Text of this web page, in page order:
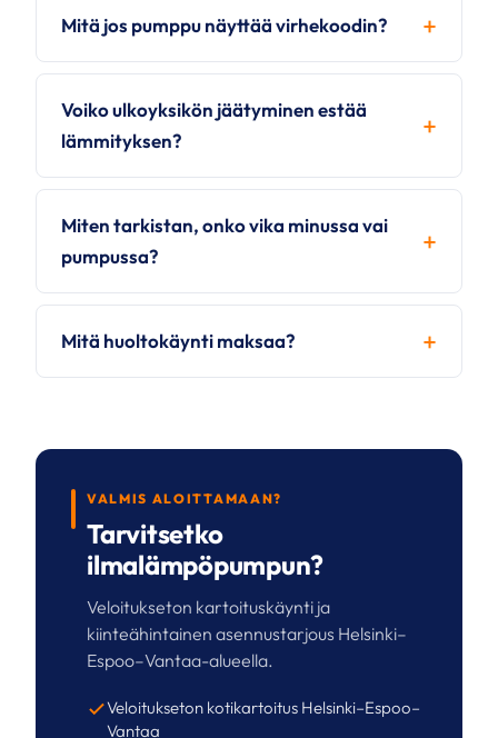
Mitä jos pumppu näyttää virhekoodin?
Voiko ulkoyksikön jäätyminen estää
lämmityksen?
Miten tarkistan, onko vika minussa vai
pumpussa?
Mitä huoltokäynti maksaa?
VALMIS ALOITTAMAAN?
Tarvitsetko
ilmalämpöpumpun?
Veloitukseton kartoituskäynti ja
kiinteähintainen asennustarjous Helsinki–
Espoo–Vantaa-alueella.
Veloitukseton kotikartoitus Helsinki–Espoo–
Vantaa